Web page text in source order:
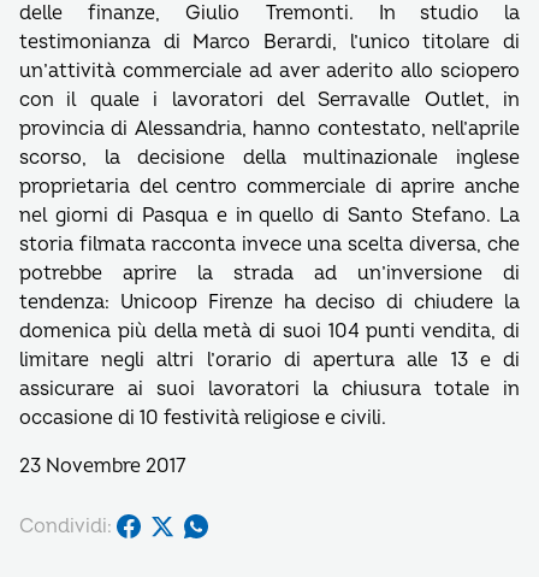
delle finanze, Giulio Tremonti. In studio la
testimonianza di Marco Berardi, l’unico titolare di
un’attività commerciale ad aver aderito allo sciopero
con il quale i lavoratori del Serravalle Outlet, in
provincia di Alessandria, hanno contestato, nell’aprile
scorso, la decisione della multinazionale inglese
proprietaria del centro commerciale di aprire anche
nel giorni di Pasqua e in quello di Santo Stefano. La
storia filmata racconta invece una scelta diversa, che
potrebbe aprire la strada ad un’inversione di
tendenza: Unicoop Firenze ha deciso di chiudere la
domenica più della metà di suoi 104 punti vendita, di
limitare negli altri l’orario di apertura alle 13 e di
assicurare ai suoi lavoratori la chiusura totale in
occasione di 10 festività religiose e civili.
23 Novembre 2017
Condividi: